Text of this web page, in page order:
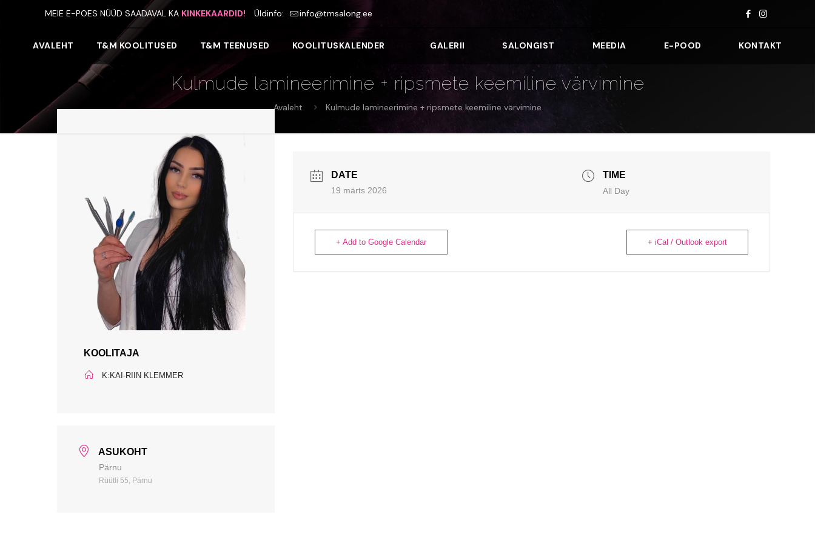
MEIE E-POES NÜÜD SAADAVAL KA KINKEKAARDID! Üldinfo: info@tmsalong.ee
AVALEHT T&M KOOLITUSED T&M TEENUSED KOOLITUSKALENDER GALERII SALONGIST MEEDIA E-POOD KONTAKT
Kulmude lamineerimine + ripsmete keemiline värvimine
Avaleht Kulmude lamineerimine + ripsmete keemiline värvimine
KOOLITAJA
K:KAI-RIIN KLEMMER
ASUKOHT
Pärnu
Rüütli 55, Pärnu
DATE
19 märts 2026
TIME
All Day
+ Add to Google Calendar + iCal / Outlook export